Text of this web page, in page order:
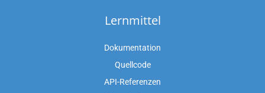
Lernmittel
Dokumentation
Quellcode
API-Referenzen